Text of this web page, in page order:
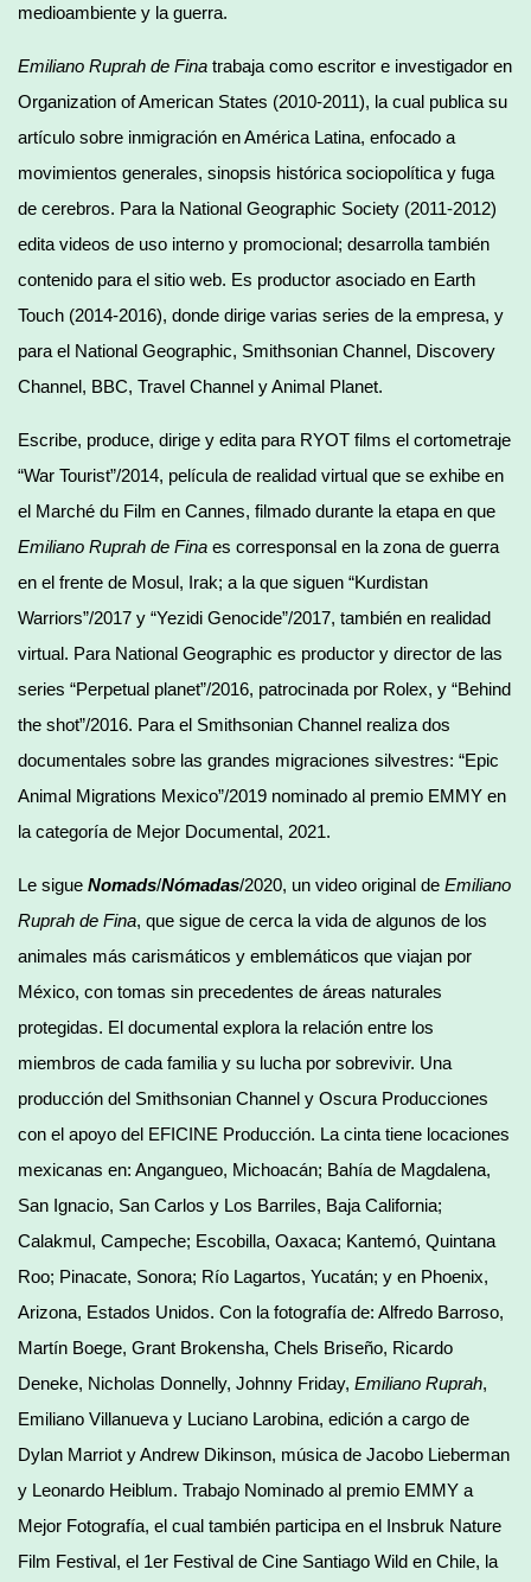
medioambiente y la guerra.
Emiliano Ruprah de Fina trabaja como escritor e investigador en
Organization of American States (2010-2011), la cual publica su
artículo sobre inmigración en América Latina, enfocado a
movimientos generales, sinopsis histórica sociopolítica y fuga
de cerebros. Para la National Geographic Society (2011-2012)
edita videos de uso interno y promocional; desarrolla también
contenido para el sitio web. Es productor asociado en Earth
Touch (2014-2016), donde dirige varias series de la empresa, y
para el National Geographic, Smithsonian Channel, Discovery
Channel, BBC, Travel Channel y Animal Planet.
Escribe, produce, dirige y edita para RYOT films el cortometraje
“War Tourist”/2014, película de realidad virtual que se exhibe en
el Marché du Film en Cannes, filmado durante la etapa en que
Emiliano Ruprah de Fina es corresponsal en la zona de guerra
en el frente de Mosul, Irak; a la que siguen “Kurdistan
Warriors”/2017 y “Yezidi Genocide”/2017, también en realidad
virtual. Para National Geographic es productor y director de las
series “Perpetual planet”/2016, patrocinada por Rolex, y “Behind
the shot”/2016. Para el Smithsonian Channel realiza dos
documentales sobre las grandes migraciones silvestres: “Epic
Animal Migrations Mexico”/2019 nominado al premio EMMY en
la categoría de Mejor Documental, 2021.
Le sigue Nomads/Nómadas/2020, un video original de Emiliano
Ruprah de Fina, que sigue de cerca la vida de algunos de los
animales más carismáticos y emblemáticos que viajan por
México, con tomas sin precedentes de áreas naturales
protegidas. El documental explora la relación entre los
miembros de cada familia y su lucha por sobrevivir. Una
producción del Smithsonian Channel y Oscura Producciones
con el apoyo del EFICINE Producción. La cinta tiene locaciones
mexicanas en: Angangueo, Michoacán; Bahía de Magdalena,
San Ignacio, San Carlos y Los Barriles, Baja California;
Calakmul, Campeche; Escobilla, Oaxaca; Kantemó, Quintana
Roo; Pinacate, Sonora; Río Lagartos, Yucatán; y en Phoenix,
Arizona, Estados Unidos. Con la fotografía de: Alfredo Barroso,
Martín Boege, Grant Brokensha, Chels Briseño, Ricardo
Deneke, Nicholas Donnelly, Johnny Friday, Emiliano Ruprah,
Emiliano Villanueva y Luciano Larobina, edición a cargo de
Dylan Marriot y Andrew Dikinson, música de Jacobo Lieberman
y Leonardo Heiblum. Trabajo Nominado al premio EMMY a
Mejor Fotografía, el cual también participa en el Insbruk Nature
Film Festival, el 1er Festival de Cine Santiago Wild en Chile, la